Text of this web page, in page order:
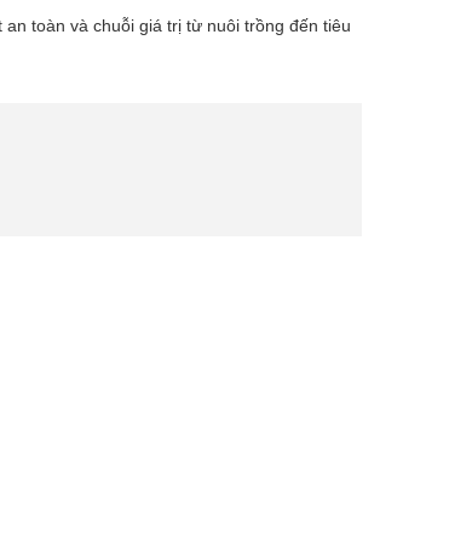
toàn và chuỗi giá trị từ nuôi trồng đến tiêu